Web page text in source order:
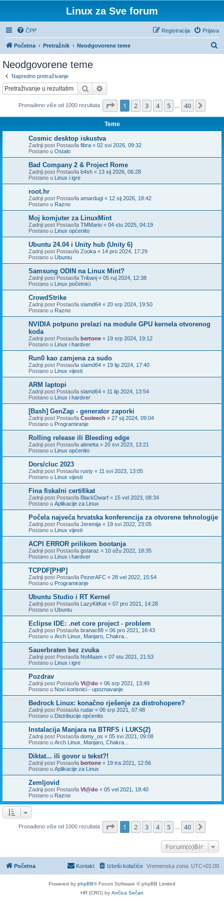
Linux za Sve forum
ČPP Prijava
Registracija
Početna Pretražnik Neodgovorene teme
ž
Neodgovorene teme
Napredno pretraživanje
Pretražnik
Pronađeno više od 1000 rezultata Stranica: 1/ 40.
1 2 3 4 5 40
Teme
Cosmic desktop iskustva
Zadnji post Postao/la fibra « 02 svi 2026, 09:32
Postano u Ostalo
Bad Company 2 & Project Rome
Zadnji post Postao/la b4sh « 13 sij 2026, 06:28
Postano u Linux i igre
root.hr
Zadnji post Postao/la amardugi « 12 sij 2026, 18:42
Postano u Razno
Moj komjuter za LinuxMint
Zadnji post Postao/la TMMario « 04 stu 2025, 04:19
Postano u Linux općenito
Ubuntu 24.04 i Unity hub (Unity 6)
Zadnji post Postao/la Zooka « 14 pro 2024, 17:29
Postano u Ubuntu
Samsung ODIN na Linux Mint?
Zadnji post Postao/la Tribanj « 05 ruj 2024, 12:38
Postano u Linux početnici
CrowdStrike
Zadnji post Postao/la slamd64 « 20 srp 2024, 19:50
Postano u Razno
NVIDIA potpuno prelazi na module GPU kernela otvorenog
koda
Zadnji post Postao/la bertone « 19 srp 2024, 19:12
Postano u Linux i hardver
Run0 kao zamjena za sudo
Zadnji post Postao/la slamd64 « 19 lip 2024, 17:40
Postano u Linux vijesti
ARM laptopi
Zadnji post Postao/la slamd64 « 11 lip 2024, 13:54
Postano u Linux i hardver
[Bash] GenZap - generator zaporki
Zadnji post Postao/la Cooleech « 27 sij 2024, 09:04
Postano u Programiranje
Rolling release ili Bleeding edge
Zadnji post Postao/la abnetta « 20 svi 2023, 13:21
Postano u Linux općenito
Dors/cluc 2023
Zadnji post Postao/la rusty « 11 svi 2023, 13:05
Postano u Linux vijesti
Fina fiskalni certifikat
Zadnji post Postao/la BlackDwarf « 15 vel 2023, 08:34
Postano u Aplikacije za Linux
Počela najveća hrvatska konferencija za otvorene tehnologije
Zadnji post Postao/la Jeremija « 19 svi 2022, 23:05
Postano u Linux vijesti
ACPI ERROR prilikom bootanja
Zadnji post Postao/la gstaraz « 10 ožu 2022, 18:35
Postano u Linux i hardver
TCPDF[PHP]
Zadnji post Postao/la PezerAFC « 28 vel 2022, 15:54
Postano u Programiranje
Ubuntu Studio i RT Kernel
Zadnji post Postao/la LazyKitKat « 07 pro 2021, 14:28
Postano u Ubuntu
Eclipse IDE: .net core project - problem
Zadnji post Postao/la branac88 « 06 pro 2021, 16:43
Postano u Arch Linux, Manjaro, Chakra...
Sauerbraten bez zvuka
Zadnji post Postao/la NoMaam « 07 stu 2021, 21:53
Postano u Linux i igre
Pozdrav
Zadnji post Postao/la Vl@do « 06 srp 2021, 13:49
Postano u Novi korisnici - upoznavanje
Bedrock Linux: konačno rješenje za distrohopere?
Zadnji post Postao/la rudar « 06 srp 2021, 07:48
Postano u Distribucije općenito
Instalacija Manjara na BTRFS i LUKS(2)
Zadnji post Postao/la domy_os « 05 svi 2021, 09:08
Postano u Arch Linux, Manjaro, Chakra...
Diktat... ili govor u tekst?!
Zadnji post Postao/la bertone « 19 tra 2021, 12:56
Postano u Aplikacije za Linux
Zemljovid
Zadnji post Postao/la Vl@do « 05 vel 2021, 18:40
Postano u Razno
Pronađeno više od 1000 rezultata Stranica: 1/ 40.
1 2 3 4 5 40
Forum(o)Bir
Početna Vremenska zona: UTC+01:00
Izbriši kolačiće
Kontakt
Powered by phpBB® Forum Software © phpBB Limited
HR (CRO) by Ančica Sečan